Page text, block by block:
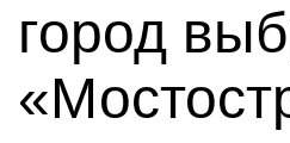
город